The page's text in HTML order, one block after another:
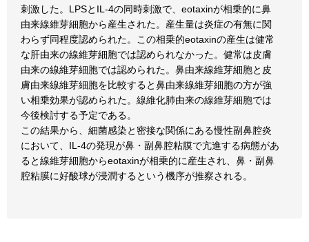
刺激した。LPSとIL-4の同時刺激で、eotaxinが相乗的に鼻
由来線維芽細胞から産生された。産生量は炎症の有無に関
わらず同程度認められた。この相乗的eotaxinの産生は健常
な肝由来の線維芽細胞では認められなかった。健常は皮膚
由来の線維芽細胞では認められた。鼻由来線維芽細胞と皮
膚由来線維芽細胞を比較すると鼻由来線維芽細胞の方が強
い相乗効果が認められた。線維化肺由来の線維芽細胞では
今後検討する予定である。
この結果から、細菌感染と密接な関係にある慢性副鼻腔炎
において、IL-4の発現が鼻・副鼻腔粘膜で亢進する病態があ
ると線維芽細胞からeotaxinが相乗的に産生され、鼻・副鼻
腔粘膜に好酸球が浸潤するという機序が推察される。